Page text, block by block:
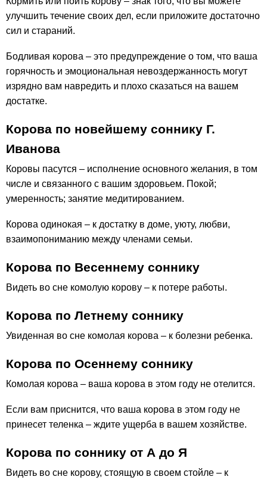
улучшить течение своих дел, если приложите достаточно
сил и стараний.
Бодливая корова – это предупреждение о том, что ваша
горячность и эмоциональная невоздержанность могут
изрядно вам навредить и плохо сказаться на вашем
достатке.
Корова по новейшему соннику Г.
Иванова
Коровы пасутся – исполнение основного желания, в том
числе и связанного с вашим здоровьем. Покой;
умеренность; занятие медитированием.
Корова одинокая – к достатку в доме, уюту, любви,
взаимопониманию между членами семьи.
Корова по Весеннему соннику
Видеть во сне комолую корову – к потере работы.
Корова по Летнему соннику
Увиденная во сне комолая корова – к болезни ребенка.
Корова по Осеннему соннику
Комолая корова – ваша корова в этом году не отелится.
Если вам приснится, что ваша корова в этом году не
принесет теленка – ждите ущерба в вашем хозяйстве.
Корова по соннику от А до Я
Видеть во сне корову, стоящую в своем стойле – к